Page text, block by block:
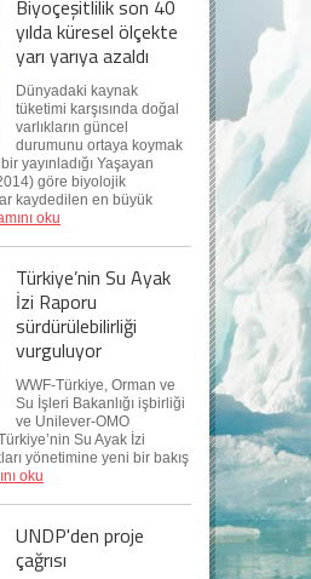
Biyoçeşitlilik son 40
yılda küresel ölçekte
yarı yarıya azaldı
Dünyadaki kaynak
tüketimi karşısında doğal
varlıkların güncel
durumunu ortaya koymak
yayınladığı Yaşayan
göre biyolojik
kaydedilen en büyük
oku
Türkiye’nin Su Ayak
İzi Raporu
sürdürülebilirliği
vurguluyor
WWF-Türkiye, Orman ve
Su İşleri Bakanlığı işbirliği
ve Unilever-OMO
Su Ayak İzi
yönetimine yeni bir bakış
oku
UNDP'den proje
çağrısı